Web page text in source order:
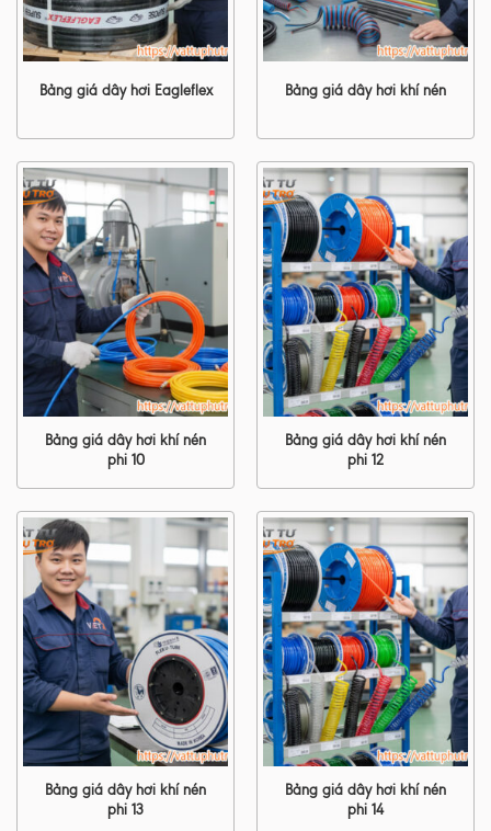
Bảng giá dây hơi Eagleflex Bảng giá dây hơi khí nén
Bảng giá dây hơi khí nén
phi 10
Bảng giá dây hơi khí nén
phi 12
Bảng giá dây hơi khí nén
phi 13
Bảng giá dây hơi khí nén
phi 14